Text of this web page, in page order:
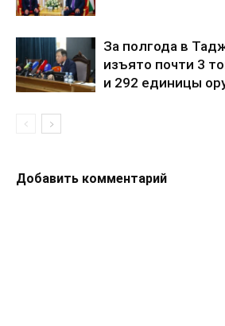
За полгода в
изъято почти 3
и 292 единицы
Добавить комментарий